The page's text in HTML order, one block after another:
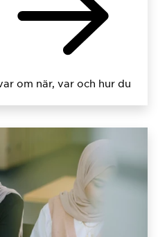
om när, var och hur du